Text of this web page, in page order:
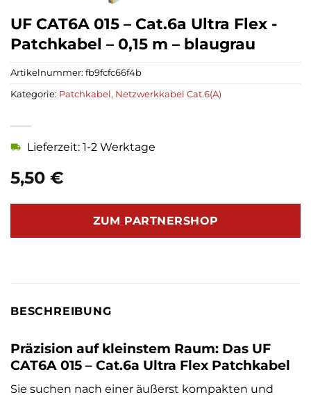
UF CAT6A 015 – Cat.6a Ultra Flex -
Patchkabel – 0,15 m – blaugrau
5,50 €
Lieferzeit: 1-2 Werktage
ZUM PARTNERSHOP
Artikelnummer: fb9fcfc66f4b
Kategorie: Patchkabel, Netzwerkkabel Cat.6(A)
BESCHREIBUNG
Präzision auf kleinstem Raum: Das UF
CAT6A 015 – Cat.6a Ultra Flex Patchkabel
Sie suchen nach einer äußerst kompakten und